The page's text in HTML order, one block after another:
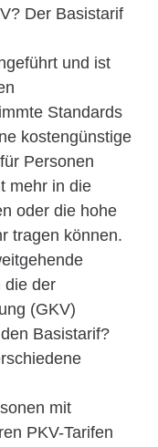
Der Basistarif
und ist
Standards
kostengünstige
Personen
mehr in die
oder die hohe
tragen können.
die der
(GKV)
Basistarif?
mit
PKV-Tarifen